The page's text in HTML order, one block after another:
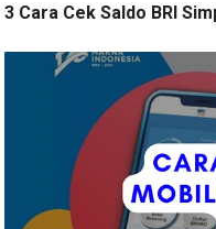
3 Cara Cek Saldo BRI